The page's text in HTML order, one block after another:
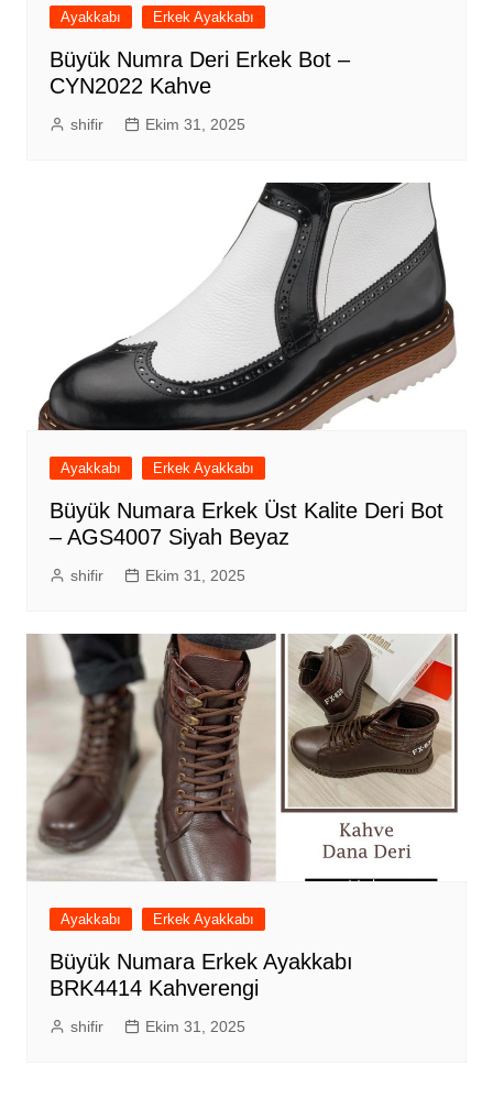
Ayakkabı Erkek Ayakkabı
Büyük Numra Deri Erkek Bot –
CYN2022 Kahve
shifir Ekim 31, 2025
Ayakkabı Erkek Ayakkabı
Büyük Numara Erkek Üst Kalite Deri Bot
– AGS4007 Siyah Beyaz
shifir Ekim 31, 2025
Ayakkabı Erkek Ayakkabı
Büyük Numara Erkek Ayakkabı
BRK4414 Kahverengi
shifir Ekim 31, 2025